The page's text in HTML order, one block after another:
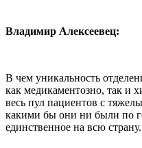
Владимир Алексеевец:
В чем уникальность
как медикаментозно, так и
весь пул пациентов с
какими бы они ни были по
единственное на всю страну.